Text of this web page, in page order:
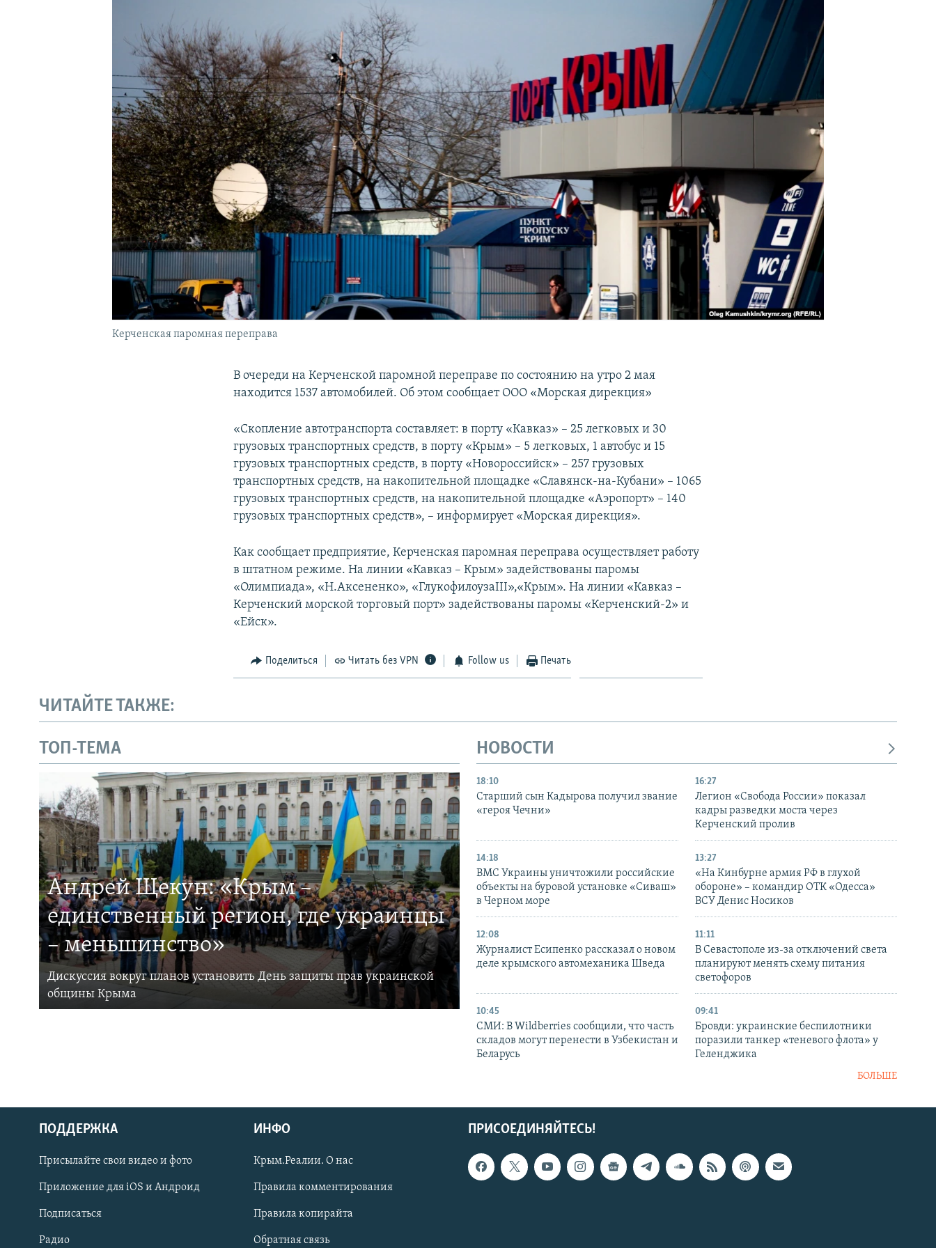
УКРАИНСКАЯ ПРОБЛЕМА КРЫМА
Українською
Qırımtatar
ПРИСОЕДИНЯЙТЕСЬ!
Керченская паромная переправа
В очереди на Керченской паромной переправе по состоянию на утро 2 мая
находится 1537 автомобилей. Об этом сообщает ООО «Морская дирекция»
«Скопление автотранспорта составляет: в порту «Кавказ» – 25 легковых и 30
грузовых транспортных средств, в порту «Крым» – 5 легковых, 1 автобус и 15
грузовых транспортных средств, в порту «Новороссийск» – 257 грузовых
транспортных средств, на накопительной площадке «Славянск-на-Кубани» – 1065
грузовых транспортных средств, на накопительной площадке «Аэропорт» – 140
грузовых транспортных средств», – информирует «Морская дирекция».
Как сообщает предприятие, Керченская паромная переправа осуществляет работу
в штатном режиме. На линии «Кавказ – Крым» задействованы паромы
«Олимпиада», «Н.Аксененко», «ГлукофилоузаIII»,«Крым». На линии «Кавказ –
Керченский морской торговый порт» задействованы паромы «Керченский-2» и
«Ейск».
Поделиться Читать без VPN Follow us Печать
ЧИТАЙТЕ ТАКЖЕ:
ТОП-ТЕМА
Андрей Щекун: «Крым –
единственный регион, где украинцы
– меньшинство»
Дискуссия вокруг планов установить День защиты прав украинской
общины Крыма
НОВОСТИ
18:10
Старший сын Кадырова получил звание
«героя Чечни»
16:27
Легион «Свобода России» показал
кадры разведки моста через
Керченский пролив
14:18
ВМС Украины уничтожили российские
объекты на буровой установке «Сиваш»
в Черном море
13:27
«На Кинбурне армия РФ в глухой
обороне» – командир ОТК «Одесса»
ВСУ Денис Носиков
12:08
Журналист Есипенко рассказал о новом
деле крымского автомеханика Шведа
11:11
В Севастополе из-за отключений света
планируют менять схему питания
светофоров
10:45
СМИ: В Wildberries сообщили, что часть
складов могут перенести в Узбекистан и
Беларусь
09:41
Бровди: украинские беспилотники
поразили танкер «теневого флота» у
Геленджика
БОЛЬШЕ
ПРИСОЕДИНЯЙТЕСЬ!
ПОДДЕРЖКА
Присылайте свои видео и фото
Приложение для iOS и Андроид
Подписаться
Радио
ИНФО
Крым.Реалии. О нас
Правила комментирования
Правила копирайта
Обратная связь